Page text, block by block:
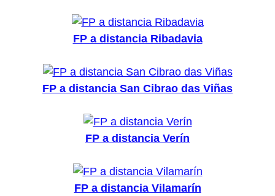
FP a distancia Ribadavia
FP a distancia San Cibrao das Viñas
FP a distancia Verín
FP a distancia Vilamarín